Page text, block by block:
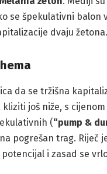
se špekulativni
dvaju žetona.
da se tržišna
još niže, s
(“pump &
pogrešan trag. Riječ
i zasad se